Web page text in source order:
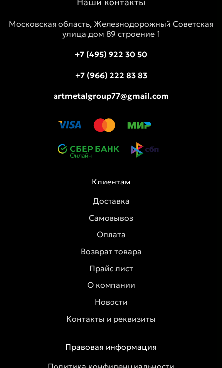
Московская область, Железнодорожный Советская
улица дом 89 строение 1
+7 (495) 922 30 50
+7 (966) 222 83 83
artmetalgroup77@gmail.com
Клиентам
Доставка
Самовывоз
Оплата
Возврат товара
Прайс лист
О компании
Новости
Контакты и реквизиты
Правовая информация
Политика конфиденциальности